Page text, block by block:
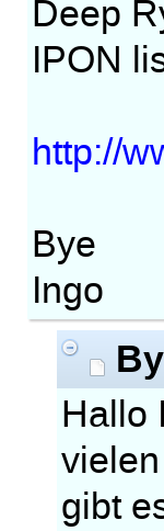
Deep
IPON
http://
Bye
Ingo
By
Hallo
gibt